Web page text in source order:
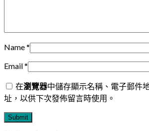
Name*
Email*
在瀏覽器中儲存顯示名稱、電子郵件
址，以供下次發佈留言時使用。